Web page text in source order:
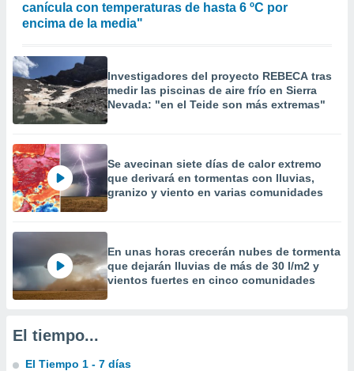
de
o a través
de
de
uso de
con el
e
mediante
publicidad
de
1199
canícula con temperaturas de hasta 6 ºC por
encima de la media"
Investigadores del proyecto REBECA tras
medir las piscinas de aire frío en Sierra
Nevada: "en el Teide son más extremas"
Se avecinan siete días de calor extremo
que derivará en tormentas con lluvias,
granizo y viento en varias comunidades
En unas horas crecerán nubes de tormenta
que dejarán lluvias de más de 30 l/m2 y
vientos fuertes en cinco comunidades
El tiempo...
El Tiempo 1 - 7 días